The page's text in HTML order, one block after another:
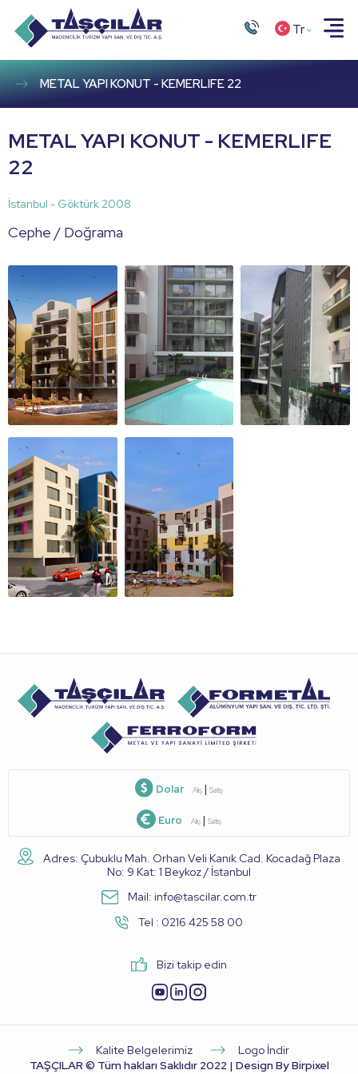
Tr
METAL YAPI KONUT - KEMERLIFE 22
METAL YAPI KONUT - KEMERLIFE
22
İstanbul - Göktürk 2008
Cephe / Doğrama
Dolar Alış | Satış
Euro Alış | Satış
Adres: Çubuklu Mah. Orhan Veli Kanık Cad. Kocadağ Plaza
No: 9 Kat: 1 Beykoz / İstanbul
Mail: info@tascilar.com.tr
Tel : 0216 425 58 00
Bizi takip edin
Kalite Belgelerimiz
Logo İndir
TAŞÇILAR © Tüm hakları Saklıdır 2022 | Design By Birpixel